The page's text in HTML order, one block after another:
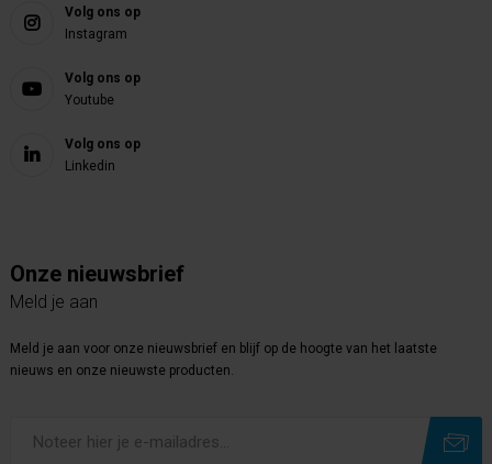
Volg ons op
Instagram
Volg ons op
Youtube
Volg ons op
Linkedin
Onze nieuwsbrief
Meld je aan
Meld je aan voor onze nieuwsbrief en blijf op de hoogte van het laatste
nieuws en onze nieuwste producten.